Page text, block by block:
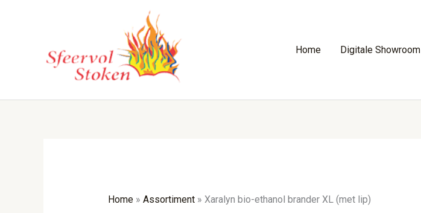
Home Digitale Showroom
Home» Assortiment» Xaralyn bio-ethanol brander XL (met lip)